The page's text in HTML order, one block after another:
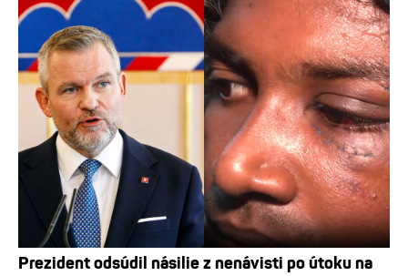
Prezident odsúdil násilie z nenávisti po útoku na